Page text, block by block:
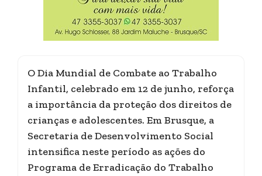
O Dia Mundial de Combate ao Trabalho
Infantil, celebrado em 12 de junho, reforça
a importância da proteção dos direitos de
crianças e adolescentes. Em Brusque, a
Secretaria de Desenvolvimento Social
intensifica neste período as ações do
Programa de Erradicação do Trabalho